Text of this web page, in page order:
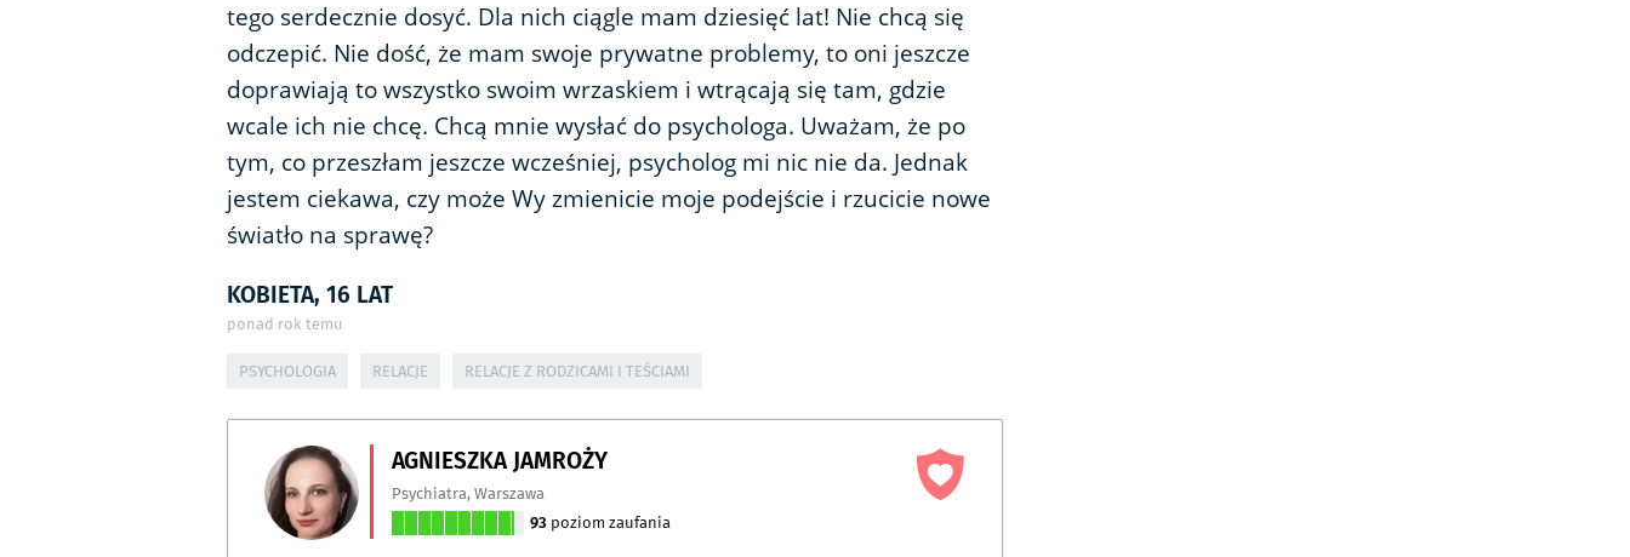
tego serdecznie dosyć. Dla nich ciągle mam dziesięć lat! Nie chcą się
odczepić. Nie dość, że mam swoje prywatne problemy, to oni jeszcze
doprawiają to wszystko swoim wrzaskiem i wtrącają się tam, gdzie
wcale ich nie chcę. Chcą mnie wysłać do psychologa. Uważam, że po
tym, co przeszłam jeszcze wcześniej, psycholog mi nic nie da. Jednak
jestem ciekawa, czy może Wy zmienicie moje podejście i rzucicie nowe
światło na sprawę?
KOBIETA, 16 LAT
ponad rok temu
PSYCHOLOGIA RELACJE RELACJE Z RODZICAMI I TEŚCIAMI
AGNIESZKA JAMROŻY
Psychiatra,Warszawa
93 poziom zaufania